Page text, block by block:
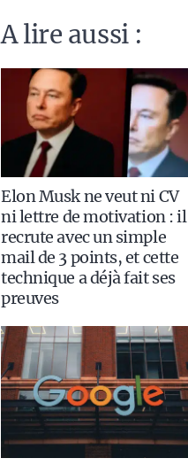
A lire aussi :
Elon Musk ne veut ni CV
ni lettre de motivation : il
recrute avec un simple
mail de 3 points, et cette
technique a déjà fait ses
preuves